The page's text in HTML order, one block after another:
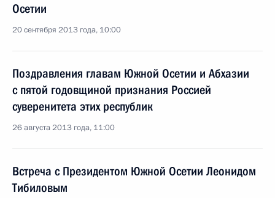
Осетии
20 сентября 2013 года, 10:00
Поздравления главам Южной Осетии и Абхазии
с пятой годовщиной признания Россией
суверенитета этих республик
26 августа 2013 года, 11:00
Встреча с Президентом Южной Осетии Леонидом
Тибиловым